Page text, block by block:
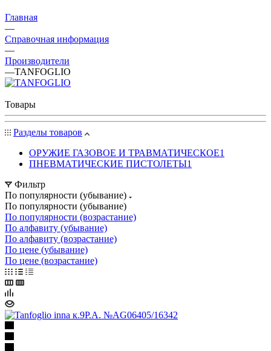
Главная
—
Справочная информация
—
Производители
—TANFOGLIO
Товары
Разделы товаров
ОРУЖИЕ ГАЗОВОЕ И ТРАВМАТИЧЕСКОЕ1
ПНЕВМАТИЧЕСКИЕ ПИСТОЛЕТЫ1
Фильтр
По популярности (убывание)
По популярности (убывание)
По популярности (возрастание)
По алфавиту (убывание)
По алфавиту (возрастание)
По цене (убывание)
По цене (возрастание)